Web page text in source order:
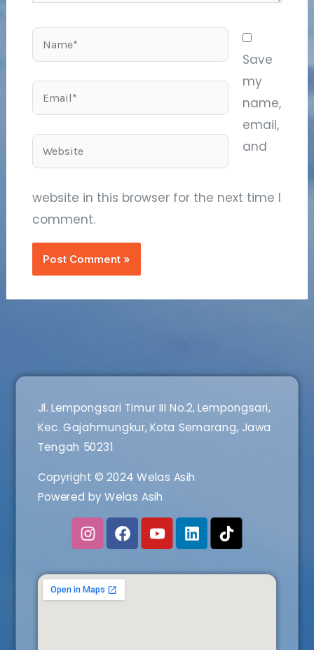
Name*
Email*
Website
Save
my
name,
email,
and
website in this browser for the next time I
comment.
Jl. Lempongsari Timur III No.2, Lempongsari,
Kec. Gajahmungkur, Kota Semarang, Jawa
Tengah 50231
Copyright © 2024 Welas Asih
Powered by Welas Asih
I
n
s
t
a
g
F
a
c
e
o
Y
o
u
t
L
i
n
k